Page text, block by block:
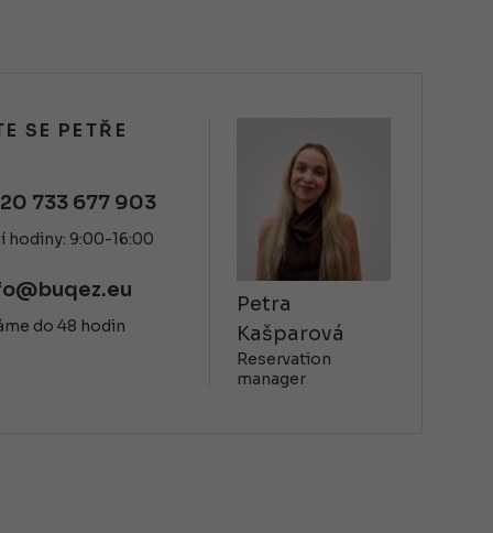
SE PETŘE
733 677 903
hodiny: 9:00-16:00
do 48 hodin
Petra
Kašparová
Reservation
manager